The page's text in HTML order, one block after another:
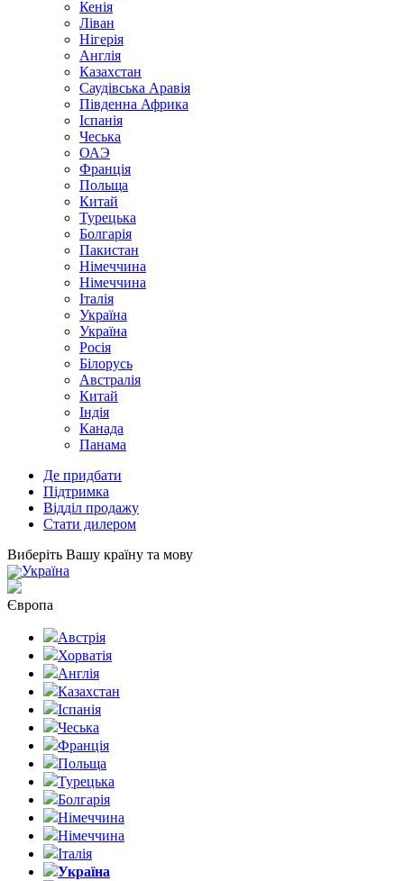
Кенія
Ліван
Нігерія
Англія
Казахстан
Саудівська Аравія
Південна Африка
Іспанія
Чеська
ОАЭ
Франція
Польща
Китай
Турецька
Болгарія
Пакистан
Німеччина
Німеччина
Італія
Україна
Україна
Росія
Білорусь
Австралія
Китай
Індія
Канада
Панама
Де придбати
Підтримка
Відділ продажу
Стати дилером
Виберіть Вашу країну та мову
Україна
Європа
Австрія
Хорватія
Англія
Казахстан
Іспанія
Чеська
Франція
Польща
Турецька
Болгарія
Німеччина
Німеччина
Італія
Україна